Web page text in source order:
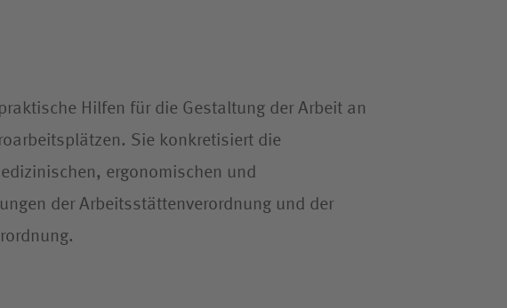
Hilfen für die Gestaltung der Arbeit an
Sie konkretisiert die
ergonomischen und
der Arbeitsstättenverordnung und der